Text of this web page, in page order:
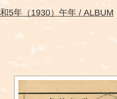
5年（1930）午年 ALBUM